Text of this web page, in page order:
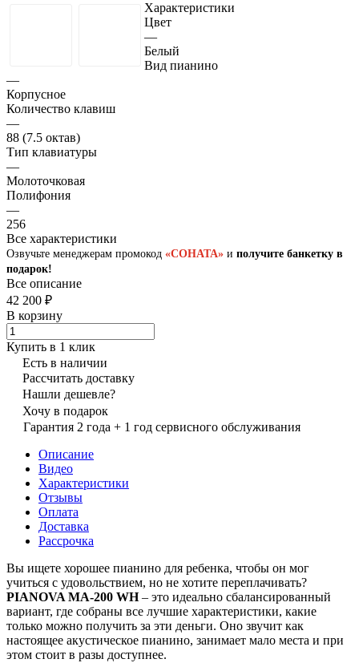
Характеристики
Цвет
—
Белый
Вид пианино
—
Корпусное
Количество клавиш
—
88 (7.5 октав)
Тип клавиатуры
—
Молоточковая
Полифония
—
256
Все характеристики
Озвучьте менеджерам промокод «СОНАТА» и получите банкетку в
подарок!
Все описание
42 200 ₽
В корзину
Купить в 1 клик
Есть в наличии
Рассчитать доставку
Нашли дешевле?
Хочу в подарок
Гарантия 2 года + 1 год сервисного обслуживания
Описание
Видео
Характеристики
Отзывы
Оплата
Доставка
Рассрочка
Вы ищете хорошее пианино для ребенка, чтобы он мог
учиться с удовольствием, но не хотите переплачивать?
PIANOVA MA-200 WH– это идеально сбалансированный
вариант, где собраны все лучшие характеристики, какие
только можно получить за эти деньги. Оно звучит как
настоящее акустическое пианино, занимает мало места и при
этом стоит в разы доступнее.